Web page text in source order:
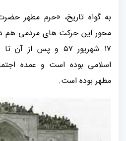
به گواه تاریخ، «حرم مطهر
۱۷ شهریور ۵۷ و پس
اسلامی بوده است و عمده
مطهر بوده است.